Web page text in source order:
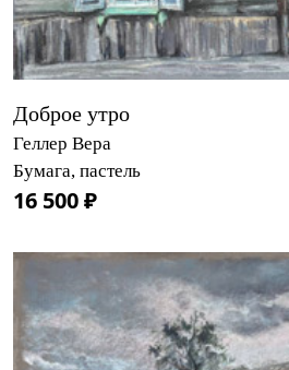
Доброе утро
Геллер Вера
Бумага, пастель
16 500 ₽